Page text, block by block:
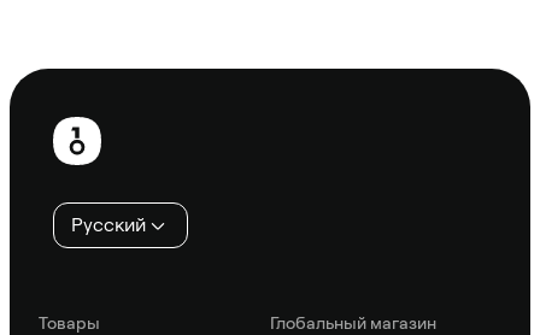
Нижний
колонтитул
Русский
Товары
Глобальный магазин